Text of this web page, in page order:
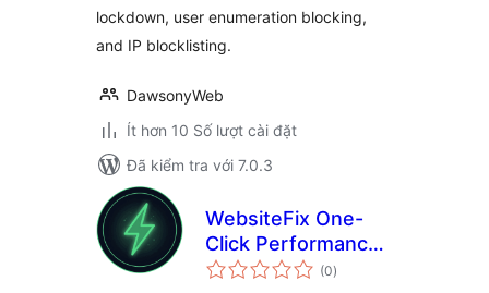
lockdown, user enumeration blocking,
and IP blocklisting.
DawsonyWeb
Ít hơn 10 Số lượt cài đặt
Đã kiểm tra với 7.0.3
WebsiteFix One-
Click Performance
Optimizer
(0tổng
đánh
)